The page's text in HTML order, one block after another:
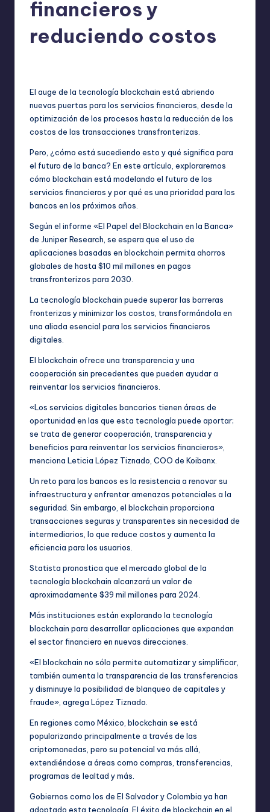
financieros y
reduciendo costos
El auge de la tecnología blockchain está abriendo
nuevas puertas para los servicios financieros, desde la
optimización de los procesos hasta la reducción de los
costos de las transacciones transfronterizas.
Pero, ¿cómo está sucediendo esto y qué significa para
el futuro de la banca? En este artículo, exploraremos
cómo blockchain está modelando el futuro de los
servicios financieros y por qué es una prioridad para los
bancos en los próximos años.
Según el informe «El Papel del Blockchain en la Banca»
de Juniper Research, se espera que el uso de
aplicaciones basadas en blockchain permita ahorros
globales de hasta $10 mil millones en pagos
transfronterizos para 2030.
La tecnología blockchain puede superar las barreras
fronterizas y minimizar los costos, transformándola en
una aliada esencial para los servicios financieros
digitales.
El blockchain ofrece una transparencia y una
cooperación sin precedentes que pueden ayudar a
reinventar los servicios financieros.
«Los servicios digitales bancarios tienen áreas de
oportunidad en las que esta tecnología puede aportar;
se trata de generar cooperación, transparencia y
beneficios para reinventar los servicios financieros»,
menciona Leticia López Tiznado, COO de Koibanx.
Un reto para los bancos es la resistencia a renovar su
infraestructura y enfrentar amenazas potenciales a la
seguridad. Sin embargo, el blockchain proporciona
transacciones seguras y transparentes sin necesidad de
intermediarios, lo que reduce costos y aumenta la
eficiencia para los usuarios.
Statista pronostica que el mercado global de la
tecnología blockchain alcanzará un valor de
aproximadamente $39 mil millones para 2024.
Más instituciones están explorando la tecnología
blockchain para desarrollar aplicaciones que expandan
el sector financiero en nuevas direcciones.
«El blockchain no sólo permite automatizar y simplificar,
también aumenta la transparencia de las transferencias
y disminuye la posibilidad de blanqueo de capitales y
fraude», agrega López Tiznado.
En regiones como México, blockchain se está
popularizando principalmente a través de las
criptomonedas, pero su potencial va más allá,
extendiéndose a áreas como compras, transferencias,
programas de lealtad y más.
Gobiernos como los de El Salvador y Colombia ya han
adoptado esta tecnología. El éxito de blockchain en el